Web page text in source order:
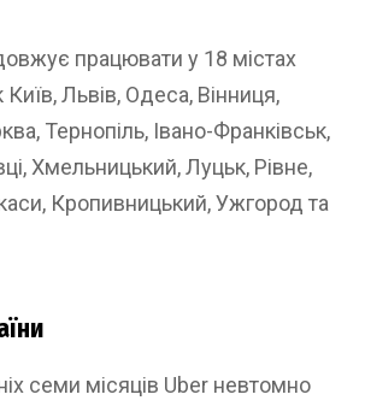
працювати у 18 містах
Київ, Львів, Одеса, Вінниця,
Тернопіль, Івано-Франківськ,
Хмельницький, Луцьк, Рівне,
Кропивницький, Ужгород та
семи місяців Uber невтомно